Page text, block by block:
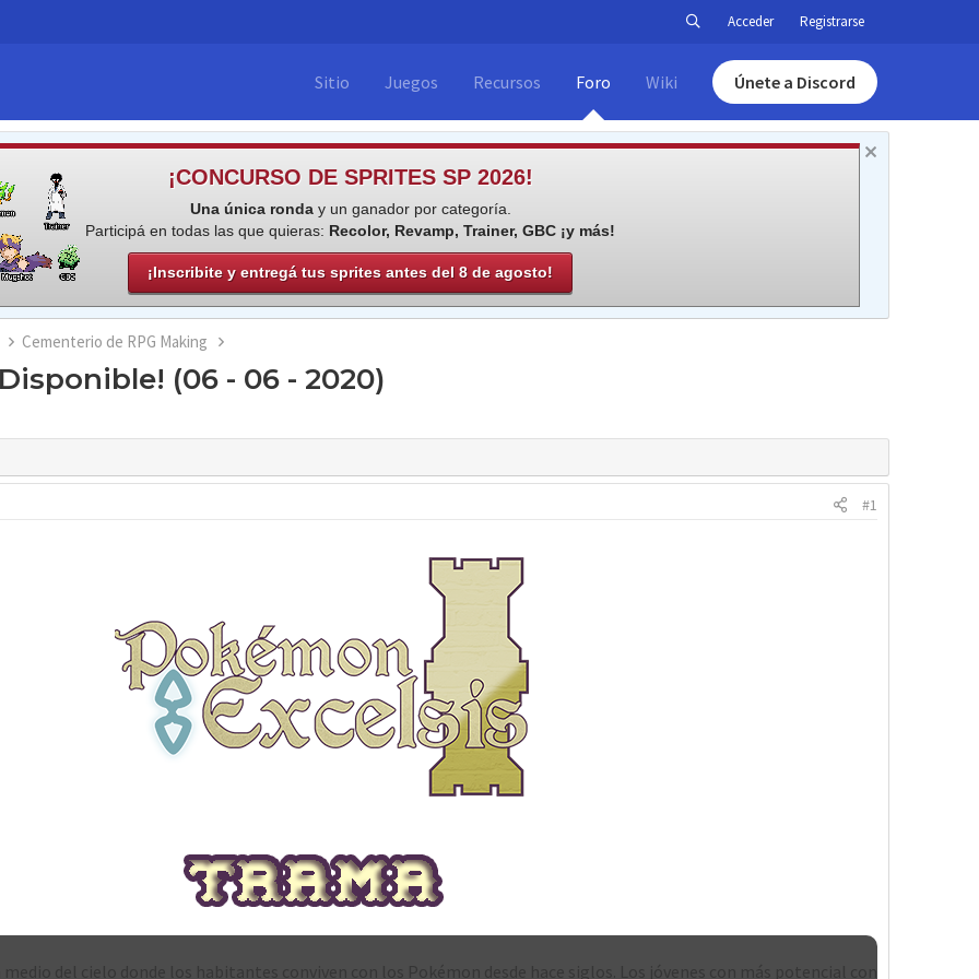
Acceder Registrarse
Sitio Juegos Recursos Foro Wiki Únete a Discord
¡CONCURSO DE SPRITES SP 2026!
Una única ronday un ganador por categoría.
Participá en todas las que quieras: Recolor, Revamp, Trainer, GBC ¡y más!
¡Inscribite y entregá tus sprites antes del 8 de agosto!
Cementerio de RPG Making
(06 - 06 - 2020)
#1
del cielo donde los habitantes conviven con los Pokémon desde hace siglos. Los jóvenes con más potencial con